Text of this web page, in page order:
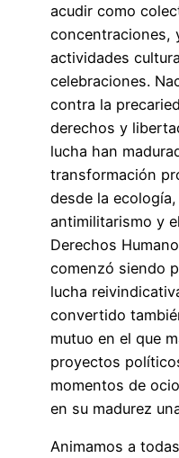
acudir como
concentraciones,
actividades
celebraciones.
contra la
derechos y
lucha han
transformación
desde la
antimilitarismo y
Derechos
comenzó siendo
lucha
convertido
mutuo en el que
proyectos
momentos de
en su madurez
Animamos a